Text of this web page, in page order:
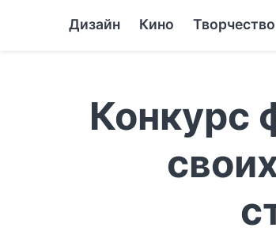
Дизайн Кино Творчество
Конкурс